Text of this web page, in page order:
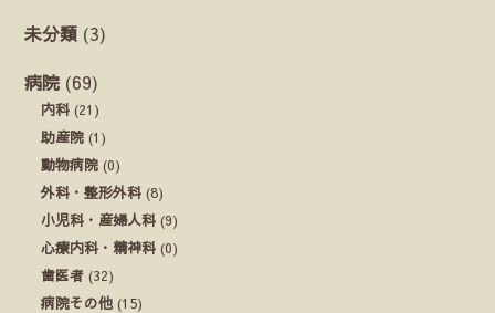
未分類 (3)
病院 (69)
内科 (21)
助産院 (1)
動物病院 (0)
外科・整形外科 (8)
小児科・産婦人科 (9)
心療内科・精神科 (0)
歯医者 (32)
病院その他 (15)